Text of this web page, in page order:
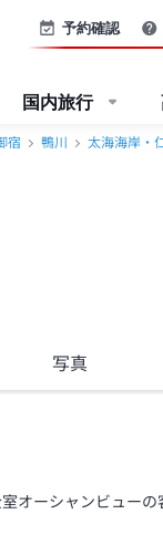
予約確認
国内旅行
宿 鴨川 太海海岸・
写真
オーシャンビューの